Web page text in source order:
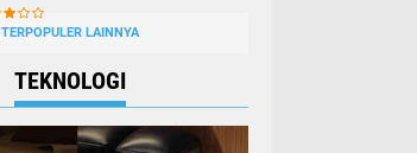
TERPOPULER LAINNYA
TEKNOLOGI